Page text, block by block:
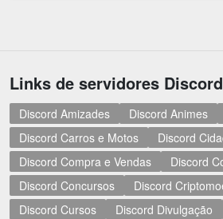
Links de servidores Discord
Discord Amizades Discord Animes
Discord Carros e Motos
Discord
Discord Compra e Vendas
Discord
Discord Concursos
Discord
Discord Cursos
Discord Divulgação